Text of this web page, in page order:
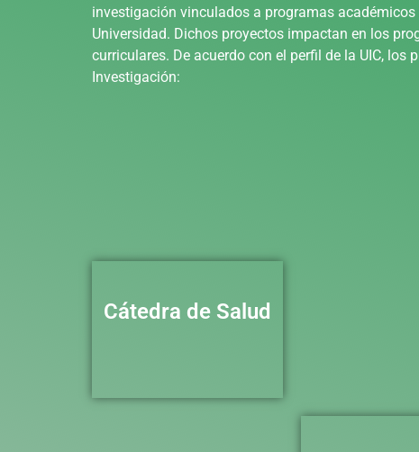
investigación vinculados a programas
Universidad. Dichos proyectos impactan en los
curriculares. De acuerdo con el perfil de la UIC,
Investigación:
Cátedra de Salud